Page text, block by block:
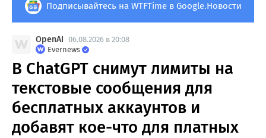
Подписывайтесь на WTFTime в Google.Новости
OpenAI 06.08.2026 в 20:08
Evernews
В ChatGPT снимут лимиты на
текстовые сообщения для
бесплатных аккаунтов и
добавят кое-что для платных